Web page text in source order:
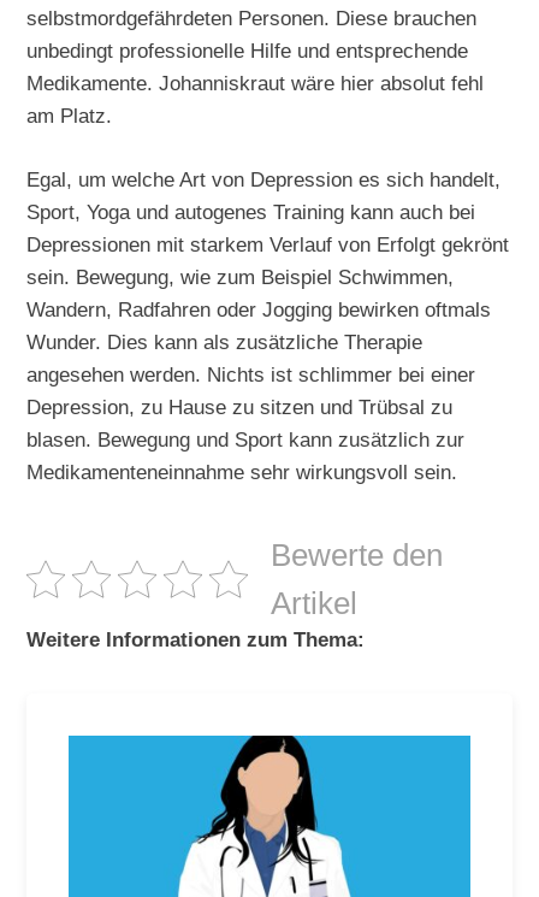
selbstmordgefährdeten Personen. Diese brauchen
unbedingt professionelle Hilfe und entsprechende
Medikamente. Johanniskraut wäre hier absolut fehl
am Platz.
Egal, um welche Art von Depression es sich handelt,
Sport, Yoga und autogenes Training kann auch bei
Depressionen mit starkem Verlauf von Erfolgt gekrönt
sein. Bewegung, wie zum Beispiel Schwimmen,
Wandern, Radfahren oder Jogging bewirken oftmals
Wunder. Dies kann als zusätzliche Therapie
angesehen werden. Nichts ist schlimmer bei einer
Depression, zu Hause zu sitzen und Trübsal zu
blasen. Bewegung und Sport kann zusätzlich zur
Medikamenteneinnahme sehr wirkungsvoll sein.
Bewerte den
Artikel
Weitere Informationen zum Thema: